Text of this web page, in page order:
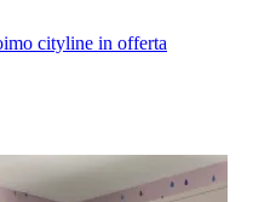
cityline in offerta